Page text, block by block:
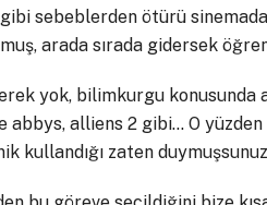
sebeblerden ötürü
arada sırada gidersek
yok, bilimkurgu
alliens 2 gibi… O
kullandığı zaten